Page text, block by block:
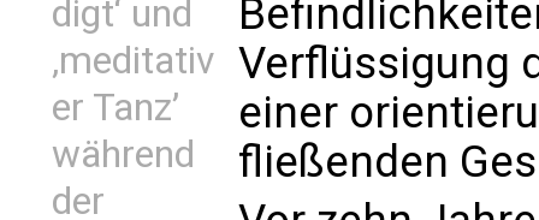
digt‘ und
‚meditativ
er Tanz’
während
der
Verflüssigung
einer
fließenden